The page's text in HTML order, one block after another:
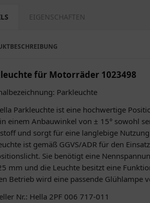
EIGENSCHAFTEN
für Motorräder 1023498
Parkleuchte
Parkleuchte ist eine hochwertige
einem Anbauwinkel von ± 15° sowohl
und sorgt für eine langlebige
ist gemäß GGVS/ADR für den
Sie benötigt eine
mm und die Leuchte besitzt eine
Betrieb wird eine passende Glühlampe
Nr.: Hella 2PF 006 717-011